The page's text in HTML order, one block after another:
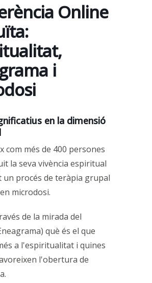
Online
i
en la dimensió
com més de 400 persones
la seva vivència espiritual
un procés de teràpia grupal
microdosi.
de la mirada del
què és el que
a l'espiritualitat i quines
l'obertura de